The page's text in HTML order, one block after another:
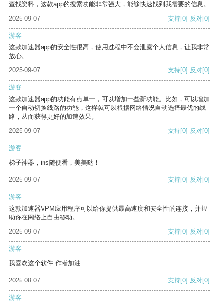
查找资料，这款app的搜索功能非常强大，能够快速找到我需要的信息。
2025-09-07
支持[0] 反对[0]
游客
这款加速器app的安全性很高，使用过程中不会泄露个人信息，让我非常
放心。
2025-09-07
支持[0] 反对[0]
游客
这款加速器app的功能有点单一，可以增加一些新功能。比如，可以增加
一个自动切换线路的功能，这样就可以根据网络情况自动选择最优的线
路，从而获得更好的加速效果。
2025-09-07
支持[0] 反对[0]
游客
梯子神器，ins随便看，美美哒！
2025-09-07 支持[0] 反对[0]
游客
这款加速器VPM应用程序可以给你提供最高速度和安全性的连接，并帮
助你在网络上自由移动。
2025-09-07
支持[0] 反对[0]
游客
我喜欢这个软件 作者加油
2025-09-07 支持[0] 反对[0]
游客